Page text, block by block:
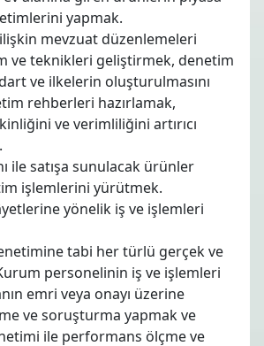
yapmak.
mevzuat düzenlemeleri
ve teknikleri geliştirmek, denetim
ve ilkelerin oluşturulmasını
rehberleri hazırlamak,
ve verimliliğini artırıcı
ile satışa sunulacak ürünler
işlemlerini yürütmek.
yönelik iş ve işlemleri
tabi her türlü gerçek ve
personelinin iş ve işlemleri
emri veya onayı üzerine
ve soruşturma yapmak ve
ile performans ölçme ve